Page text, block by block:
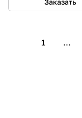
1 ...